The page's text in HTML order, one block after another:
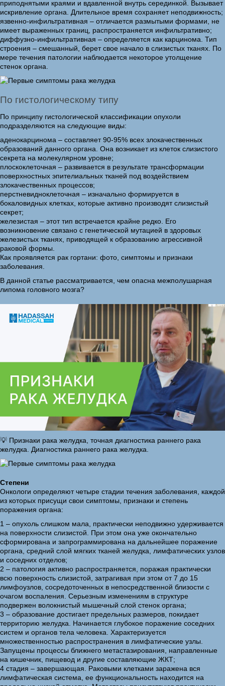
приподнятыми краями и вдавленной внутрь серединкой. Вызывает
искривление органа. Длительное время сохраняет неподвижность;
язвенно-инфильтративная – отличается размытыми формами, не
имеет выраженных границ, распространяется инфильтративно;
диффузно-инфильтративная – определяется как карцинома. Тип
строения – смешанный, берет свое начало в слизистых тканях. По
мере течения патологии наблюдается некоторое утолщение
стенок органа.
По гистологическому типу
По принципу гистологической классификации опухоли
подразделяются на следующие виды:
аденокарцинома – составляет 90-95% всех злокачественных
образований данного органа. Она возникает из клеток слизистого
секрета на молекулярном уровне;
плоскоклеточная – развивается в результате трансформации
поверхностных эпителиальных тканей под воздействием
злокачественных процессов;
перстневидноклеточная – изначально формируется в
бокаловидных клетках, которые активно производят слизистый
секрет;
железистая – этот тип встречается крайне редко. Его
возникновение связано с генетической мутацией в здоровых
железистых тканях, приводящей к образованию агрессивной
раковой формы.
Как проявляется рак гортани: фото, симптомы и признаки
заболевания.
В данной статье рассматривается, чем опасна межполушарная
липома головного мозга?
💡 Признаки рака желудка, точная диагностика раннего рака
желудка. Диагностика раннего рака желудка.
Степени
Онкологи определяют четыре стадии течения заболевания, каждой
из которых присущи свои симптомы, признаки и степень
поражения органа:
1 – опухоль слишком мала, практически неподвижно удерживается
на поверхности слизистой. При этом она уже окончательно
сформирована и запрограммирована на дальнейшее поражение
органа, средний слой мягких тканей желудка, лимфатических узлов
и соседних отделов;
2 – патология активно распространяется, поражая практически
всю поверхность слизистой, затрагивая при этом от 7 до 15
лимфоузлов, сосредоточенных в непосредственной близости с
очагом воспаления. Серьезным изменениям в структуре
подвержен волокнистый мышечный слой стенок органа;
3 – образование достигает предельных размеров, покидает
территорию желудка. Начинается глубокое поражение соседних
систем и органов тела человека. Характеризуется
множественностью распространения в лимфатические узлы.
Запущены процессы ближнего метастазирования, направленные
на кишечник, пищевод и другие составляющие ЖКТ;
4 стадия – завершающая. Раковыми клетками заражена вся
лимфатическая система, ее функциональность находится на